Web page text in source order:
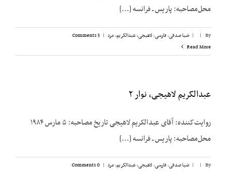
محل‌مصاحبه: پاریس ـ فرانسه [...]
By
|
| ضیا صدقی,فارسی,لاهیجی، عبدالکریم,مرد |
3 Comments
Read More
عبدالکریم لاهیجی، نوار ۲
روایت‌کننده: آقای عبدالکریم لاهیجی تاریخ مصاحبه: ۵ مارس ۱۹۸۴
محل‌مصاحبه: پاریس ـ فرانسه [...]
By
|
| ضیا صدقی,فارسی,لاهیجی، عبدالکریم,مرد |
0 Comments